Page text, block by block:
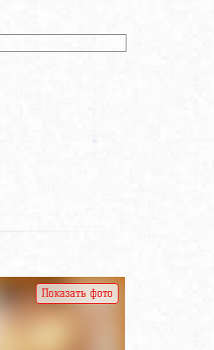
Показать фото